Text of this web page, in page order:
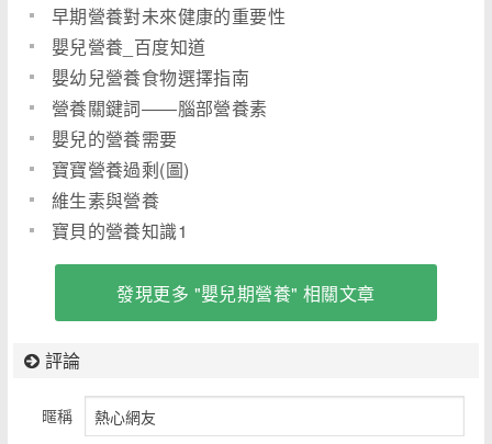
早期營養對未來健康的重要性
嬰兒營養_百度知道
嬰幼兒營養食物選擇指南
營養關鍵詞――腦部營養素
嬰兒的營養需要
寶寶營養過剩(圖)
維生素與營養
寶貝的營養知識1
發現更多 "嬰兒期營養" 相關文章
評論
暱稱